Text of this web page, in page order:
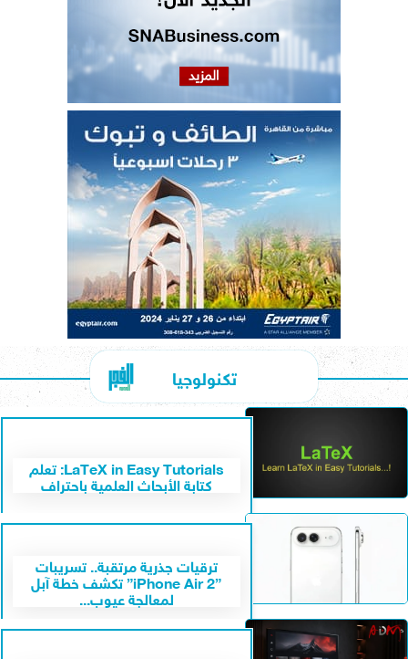
تكنولوجيا
LaTeX in Easy Tutorials: تعلم
كتابة الأبحاث العلمية باحتراف
ترقيات جذرية مرتقبة.. تسريبات
”iPhone Air 2” تكشف خطة آبل
لمعالجة عيوب...